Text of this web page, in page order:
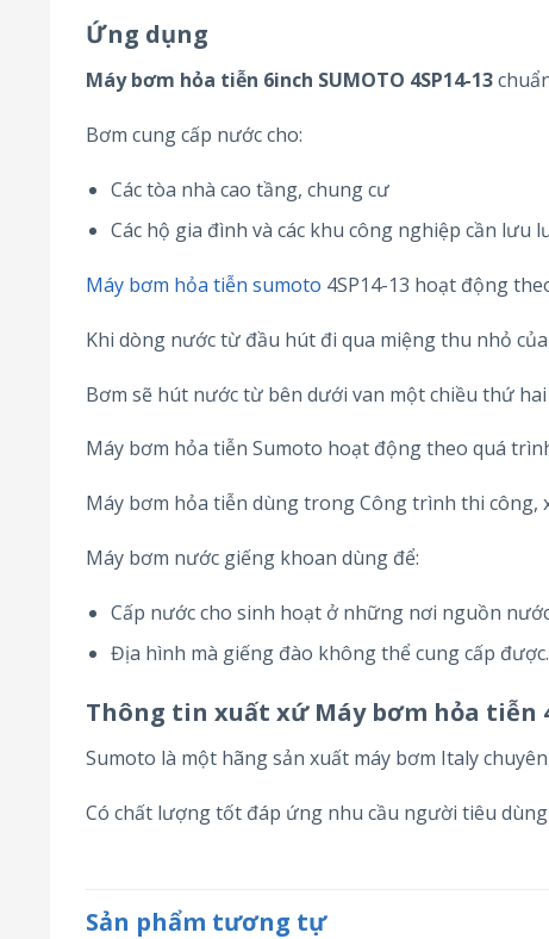
Ứng dụng
Máy bơm hỏa tiễn 6inch SUMOTO 4SP14-13
Bơm cung cấp nước cho:
Các tòa nhà cao tầng, chung cư
Các hộ gia đình và các khu công nghiệp cần lưu
Máy bơm hỏa tiễn sumoto 4SP14-13 hoạt động
Khi dòng nước từ đầu hút đi qua miệng thu nhỏ
Bơm sẽ hút nước từ bên dưới van một chiều thứ
Máy bơm hỏa tiễn Sumoto hoạt động theo quá
Máy bơm hỏa tiễn dùng trong Công trình thi
Máy bơm nước giếng khoan dùng để:
Cấp nước cho sinh hoạt ở những nơi nguồn
Địa hình mà giếng đào không thể cung cấp được.
Thông tin xuất xứ Máy bơm hỏa tiễn
Sumoto là một hãng sản xuất máy bơm Italy
Có chất lượng tốt đáp ứng nhu cầu người tiêu
Sản phẩm tương tự